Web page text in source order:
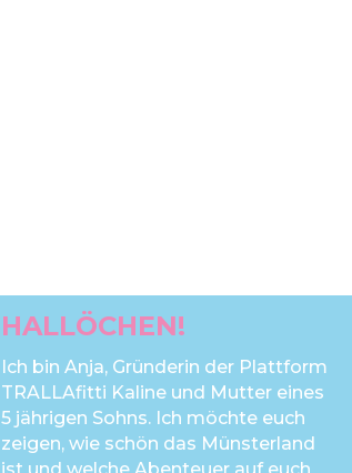
HALLÖCHEN!
Ich bin Anja, Gründerin der Plattform
TRALLAfitti Kaline und Mutter eines
5 jährigen Sohns. Ich möchte euch
zeigen, wie schön das Münsterland